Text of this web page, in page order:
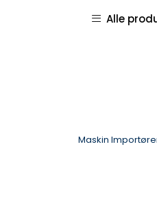
Alle
Maskin